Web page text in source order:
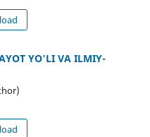
YO'LI VA ILMIY-